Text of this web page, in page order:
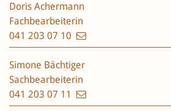
Doris Achermann
Fachbearbeiterin
041 203 07 10
Simone Bächtiger
Sachbearbeiterin
041 203 07 11